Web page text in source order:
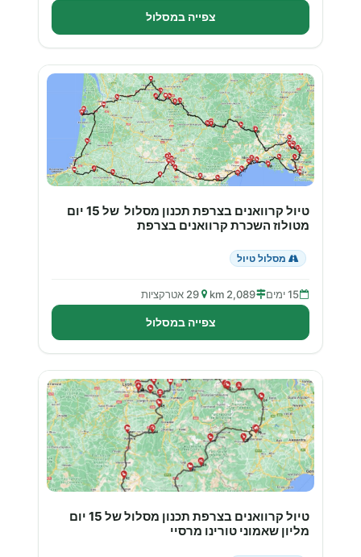
צפייה במסלול
טיול קרוואנים בצרפת תכנון מסלול של 15 יום
מטולוז השכרת קרוואנים בצרפת
מסלול טיול
15 ימים 2,089 km 29 אטרקציות
צפייה במסלול
טיול קרוואנים בצרפת תכנון מסלול של 15 יום
מליון שאמוני טורינו מרסיי